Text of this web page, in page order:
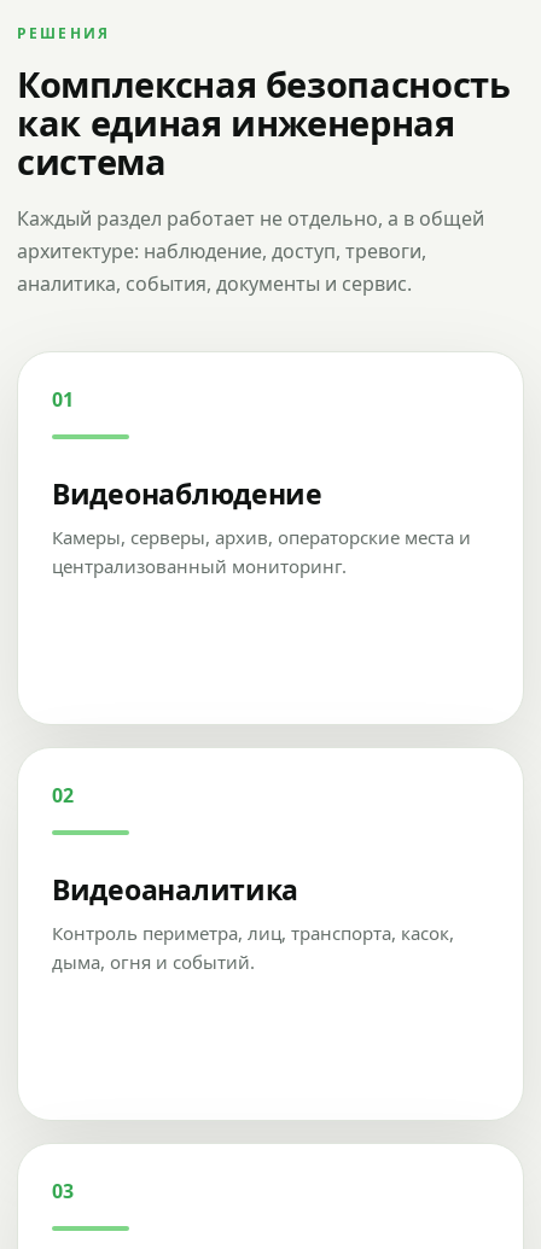
РЕШЕНИЯ
Комплексная безопасность
как единая инженерная
система
Каждый раздел работает не отдельно, а в общей
архитектуре: наблюдение, доступ, тревоги,
аналитика, события, документы и сервис.
01
Видеонаблюдение
Камеры, серверы, архив, операторские места и
централизованный мониторинг.
02
Видеоаналитика
Контроль периметра, лиц, транспорта, касок,
дыма, огня и событий.
03